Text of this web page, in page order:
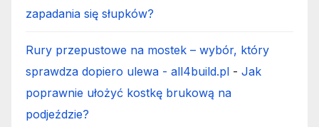
zapadania się słupków?
Rury przepustowe na mostek – wybór, który
sprawdza dopiero ulewa - all4build.pl - Jak
poprawnie ułożyć kostkę brukową na
podjeździe?